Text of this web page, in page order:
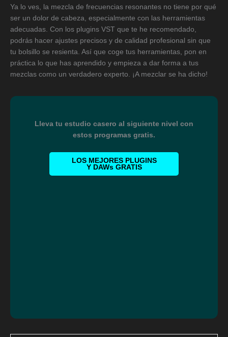
Ya lo ves, la mezcla de frecuencias resonantes no tiene por qué
ser un dolor de cabeza, especialmente con las herramientas
adecuadas. Con los plugins VST que te he recomendado,
podrás hacer ajustes precisos y de calidad profesional sin que
tu bolsillo se resienta. Así que coge tus herramientas, pon en
práctica lo que has aprendido y empieza a dar forma a tus
mezclas como un verdadero experto. ¡A mezclar se ha dicho!
Lleva tu estudio casero al siguiente nivel con
estos programas gratis.
LOS MEJORES PLUGINS
Y DAWs GRATIS